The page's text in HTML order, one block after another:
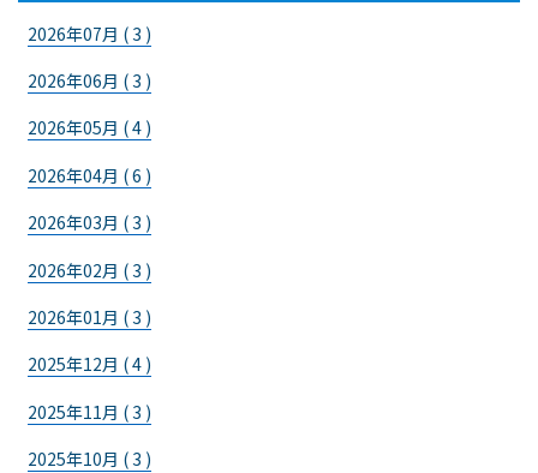
2026年07月 ( 3 )
2026年06月 ( 3 )
2026年05月 ( 4 )
2026年04月 ( 6 )
2026年03月 ( 3 )
2026年02月 ( 3 )
2026年01月 ( 3 )
2025年12月 ( 4 )
2025年11月 ( 3 )
2025年10月 ( 3 )